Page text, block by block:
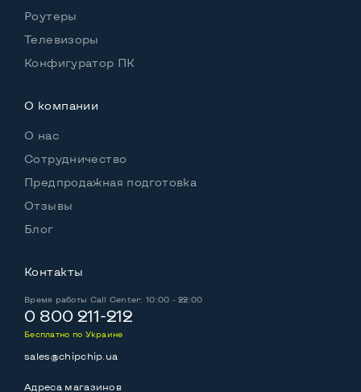
Выход HDMI
Разъем для карт SD/SDHC
Разъем для наушников 3.5 мм
Разъем для микрофона
Выход USB 2_0
Выход USB 3_0
Выход Com Port
Беспроводные подключения:
Wi-FiДа
BluetoothДа
Роутеры
Телевизоры
Конфигуратор ПК
О компании
О нас
Сотрудничество
Предпродажная подготовка
Отзывы
Блог
Контакты
Время работы Call Center: 10:00 - 22:00
0 800 211-212
Бесплатно по Украине
sales@chipchip.ua
Адреса магазинов